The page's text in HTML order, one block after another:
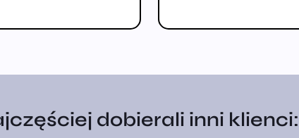
dobierali inni klienci: